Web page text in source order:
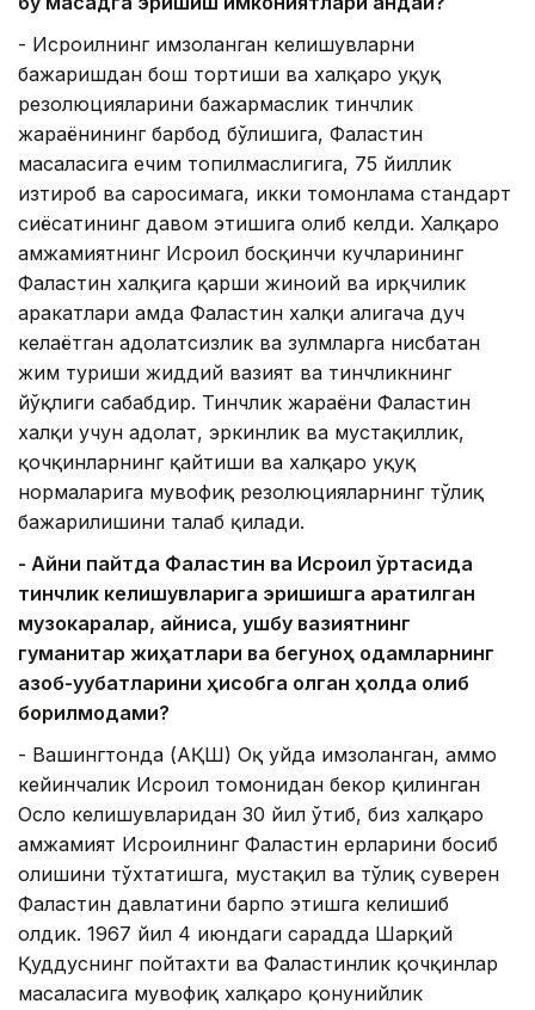
- Исроилнинг имзоланган келишувларни
бажаришдан бош тортиши ва халқаро ҳуқуқ
резолюцияларини бажармаслик тинчлик
жараёнининг барбод бўлишига, Фаластин
масаласига ечим топилмаслигига, 75 йиллик
изтироб ва саросимага, икки томонлама стандарт
сиёсатининг давом этишига олиб келди. Халқаро
ҳамжамиятнинг Исроил босқинчи кучларининг
Фаластин халқига қарши жиноий ва ирқчилик
ҳаракатлари ҳамда Фаластин халқи ҳалигача дуч
келаётган адолатсизлик ва зулмларга нисбатан
жим туриши жиддий вазият ва тинчликнинг
йўқлиги сабабдир. Тинчлик жараёни Фаластин
халқи учун адолат, эркинлик ва мустақиллик,
қочқинларнинг қайтиши ва халқаро ҳуқуқ
нормаларига мувофиқ резолюцияларнинг тўлиқ
бажарилишини талаб қилади.
- Айни пайтда Фаластин ва Исроил ўртасида
тинчлик келишувларига эришишга қаратилган
музокаралар, айниқса, ушбу вазиятнинг
гуманитар жиҳатлари ва бегуноҳ одамларнинг
азоб-уқубатларини ҳисобга олган ҳолда олиб
борилмоқдами?
- Вашингтонда (АҚШ) Оқ уйда имзоланган, аммо
кейинчалик Исроил томонидан бекор қилинган
Осло келишувларидан 30 йил ўтиб, биз халқаро
ҳамжамият Исроилнинг Фаластин ерларини босиб
олишини тўхтатишга, мустақил ва тўлиқ суверен
Фаластин давлатини барпо этишга келишиб
олдик. 1967 йил 4 июндаги сарҳадда Шарқий
Қуддуснинг пойтахти ва Фаластинлик қочқинлар
масаласига мувофиқ халқаро қонунийлик